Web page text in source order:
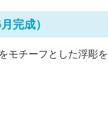
完成）
モチーフとした浮彫を